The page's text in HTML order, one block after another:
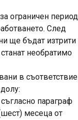
ограничен период
След
ще бъдат изтрити
необратимо
в съответствие
параграф
месеца от